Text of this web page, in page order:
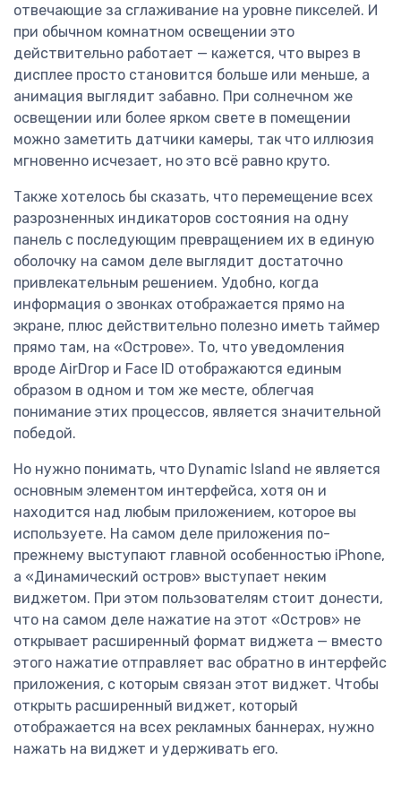
отвечающие за сглаживание на уровне пикселей. И
при обычном комнатном освещении это
действительно работает — кажется, что вырез в
дисплее просто становится больше или меньше, а
анимация выглядит забавно. При солнечном же
освещении или более ярком свете в помещении
можно заметить датчики камеры, так что иллюзия
мгновенно исчезает, но это всё равно круто.
Также хотелось бы сказать, что перемещение всех
разрозненных индикаторов состояния на одну
панель с последующим превращением их в единую
оболочку на самом деле выглядит достаточно
привлекательным решением. Удобно, когда
информация о звонках отображается прямо на
экране, плюс действительно полезно иметь таймер
прямо там, на «Острове». То, что уведомления
вроде AirDrop и Face ID отображаются единым
образом в одном и том же месте, облегчая
понимание этих процессов, является значительной
победой.
Но нужно понимать, что Dynamic Island не является
основным элементом интерфейса, хотя он и
находится над любым приложением, которое вы
используете. На самом деле приложения по-
прежнему выступают главной особенностью iPhone,
а «Динамический остров» выступает неким
виджетом. При этом пользователям стоит донести,
что на самом деле нажатие на этот «Остров» не
открывает расширенный формат виджета — вместо
этого нажатие отправляет вас обратно в интерфейс
приложения, с которым связан этот виджет. Чтобы
открыть расширенный виджет, который
отображается на всех рекламных баннерах, нужно
нажать на виджет и удерживать его.